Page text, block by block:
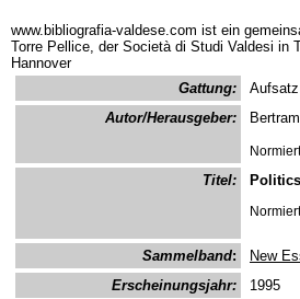
www.bibliografia-valdese.com ist ein
Torre Pellice, der Società di Studi Valdesi in
Hannover
Gattung:
Aufsatz
Autor/Herausgeber:
Titel:
Sammelband:
New
Erscheinungsjahr:
1995